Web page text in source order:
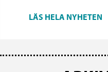
LÄS HELA NYHETEN